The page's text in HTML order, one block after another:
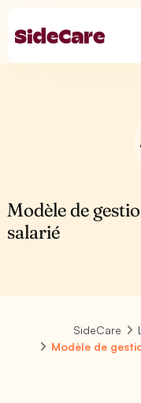
Modèle de
salarié
SideCare
Modèle de